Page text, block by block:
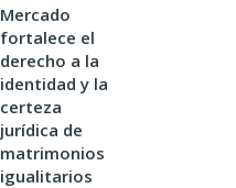
Mercado
fortalece el
derecho a la
identidad y la
certeza
jurídica de
matrimonios
igualitarios